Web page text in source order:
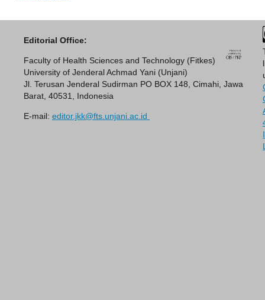
Editorial Office:
Faculty of Health Sciences and Technology (Fitkes)
University of Jenderal Achmad Yani (Unjani)
Jl. Terusan Jenderal Sudirman PO BOX 148, Cimahi, Jawa
Barat, 40531, Indonesia
E-mail: editor.jkk@fts.unjani.ac.id